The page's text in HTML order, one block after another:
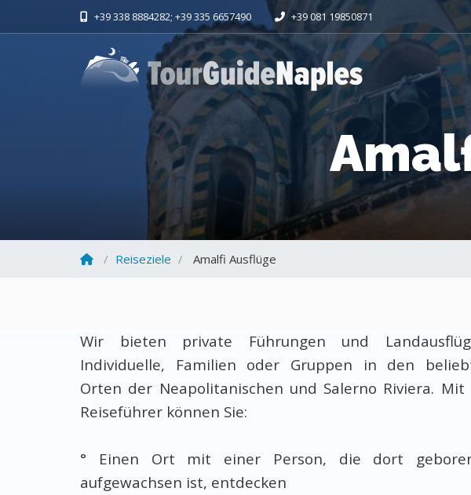
+39 338 8884282; +39 335 6657490 +39 081 19850871
Reiseziele Amalfi Ausflüge
Wir bieten private Führungen und
Individuelle, Familien oder Gruppen in den
Orten der Neapolitanischen und Salerno Riviera. Mit
Reiseführer können Sie:
° Einen Ort mit einer Person, die dort
aufgewachsen ist, entdecken